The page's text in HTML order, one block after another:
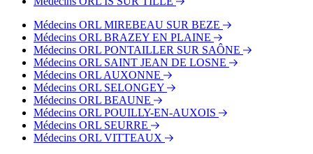
Médecins ORL MIREBEAU SUR BEZE
Médecins ORL BRAZEY EN PLAINE
Médecins ORL PONTAILLER SUR SAÔNE
Médecins ORL SAINT JEAN DE LOSNE
Médecins ORL AUXONNE
Médecins ORL SELONGEY
Médecins ORL BEAUNE
Médecins ORL POUILLY-EN-AUXOIS
Médecins ORL SEURRE
Médecins ORL VITTEAUX